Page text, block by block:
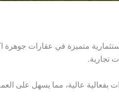
متميزة في عقارات جوهرة
تجارية.
بفعالية عالية، مما يسهل على